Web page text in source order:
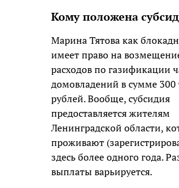
Кому положена
Марина Тятова как
имеет право на
расходов по газификации
домовладений в сумме 300
рублей. Вообще, субсидия
предоставляется жителям
Ленинградской области,
проживают
здесь более одного года.
выплаты варьируется.